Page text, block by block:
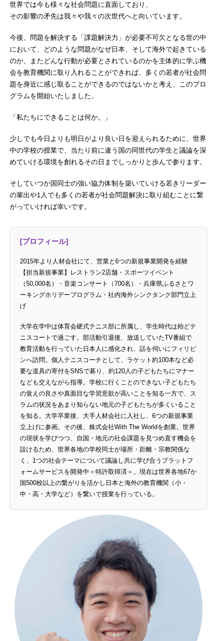
世界では今も様々な社会問題に直面しており、
その影響の矛先は我々や我々の次世代へと向いています。
今後、問題を解決する「課題解決力」が必要不可欠となる世の中
において、どのような問題がなぜ日本、そして海外で起きている
のか、またどんな行動が必要とされているのかを主体的に学ぶ機
会を教育機関に取り入れることができれば、多くの若者が社会問
題を身近に感じ取ることができるのではないかと考え、このプロ
グラムを開始いたしました。
「私たちにできることは何か。」
少しでも今日よりも明日がより良い日を迎えられるために、世界
中の学校の授業で、当たり前に違う国の同世代の学生と議論を深
めていける環境を創れるその日までしっかりと歩んで参ります。
そしていつか国同士の強い協力体制を築いていける若きリーダー
の輩出や1人でも多くの若者が社会問題解決に取り組むことに繋
がっていければ幸いです。
[プロフィール]
2015年より人材会社にて、営業と6つの新規事業開発を経験
【担当新規事業】レストラン2店舗・スポーツイベント
（50,000名）・音楽コンサート（700名）・兵庫県ふるさとワ
ーキングホリデープログラム・社内海外シンクタンク部門立上
げ
大学在学中は体育会硬式テニス部に所属し、学生時代は殆どテ
ニスコートで過ごす。部活動引退後、放送していたTV番組で
教育活動を行っていた日本人に感化され、話を伺いにフィリピ
ンへ訪問。個人テニスコーチとして、ラケット約100本など必
要な道具の寄付をSNSで募り、約120人の子どもたちにマナー
なども交えながら指導。学校に行くことのできない子どもたち
の覚えの良さや真面目な学習意欲が高いことを知る一方で、ス
ラムの状況をあまり知らない地元の子どもたちが多くいること
を知る。大学卒業後、大手人材会社に入社し、6つの新規事業
立上げに参画。その後、株式会社With The Worldを創業。世界
の現状を学びつつ、自国・地元の社会課題を見つめ直す機会を
設けるため、世界各地の学校同士が場所・距離・宗教関係な
く、1つの社会テーマについて議論し共に学び合うプラットフ
ォームサービスを開発中＜特許取得済＞。現在は世界各地67か
国500校以上の繋がりを活かし日本と海外の教育機関（小・
中・高・大学など）を繋いで授業を行っている。